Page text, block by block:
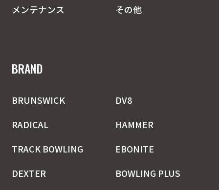
メンテナンス
その他
BRAND
BRUNSWICK
DV8
RADICAL
HAMMER
TRACK BOWLING
EBONITE
DEXTER
BOWLING PLUS